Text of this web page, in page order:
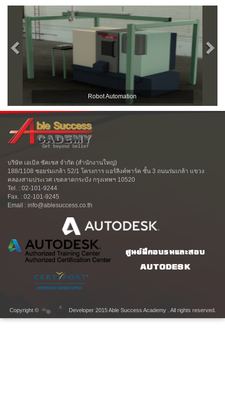
Robot Automation
บริษัท เอเบิล ซัคเซส จำกัด (สำนักงานใหญ่)
188/1108 ซอยร่มเกล้า 52/1 โครงการ แอร์ลิงค์พาร์ค ชั้น 3 ถนนร่มเกล้า แขวง
คลองสามประเวศ เขตลาดกระบัง กรุงเทพฯ 10520
Tel. : 02-101-9244
Fax. : 02-101-9245
Email : info@ablesuccess.co.th
ศูนย์ฝึกอบรมและสอบ
AUTODESK
Copyright © Developer 2015 Able Success Academy . All rights reserved.